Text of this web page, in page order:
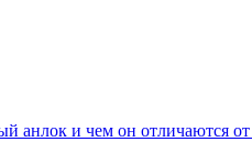
анлок и чем он отличаются